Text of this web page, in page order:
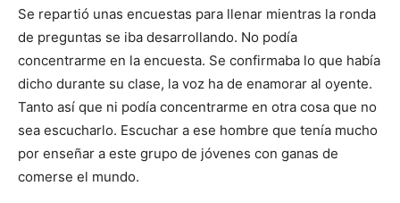
Se repartió unas encuestas para llenar mientras la ronda
de preguntas se iba desarrollando. No podía
concentrarme en la encuesta. Se confirmaba lo que había
dicho durante su clase, la voz ha de enamorar al oyente.
Tanto así que ni podía concentrarme en otra cosa que no
sea escucharlo. Escuchar a ese hombre que tenía mucho
por enseñar a este grupo de jóvenes con ganas de
comerse el mundo.